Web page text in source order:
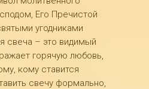
Его Пречистой
угодниками
свеча – это видимый
горячую любовь,
кому ставится
свечу формально,